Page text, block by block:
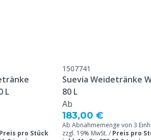
L
Preis pro Stück
1507741
Suevia Weidetränke
80 L
Ab
183,00 €
Ab Abnahmemenge von 3
zzgl. 19% MwSt. / Preis pro